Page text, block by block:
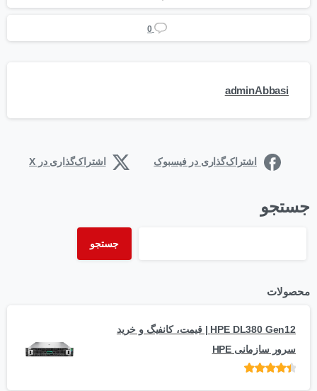
0
adminAbbasi
اشتراک‌گذاری در فیسبوک اشتراک‌گذاری در X
جستجو
جستجو
محصولات
HPE DL380 Gen12 | قیمت، کانفیگ و خرید
سرور سازمانی HPE